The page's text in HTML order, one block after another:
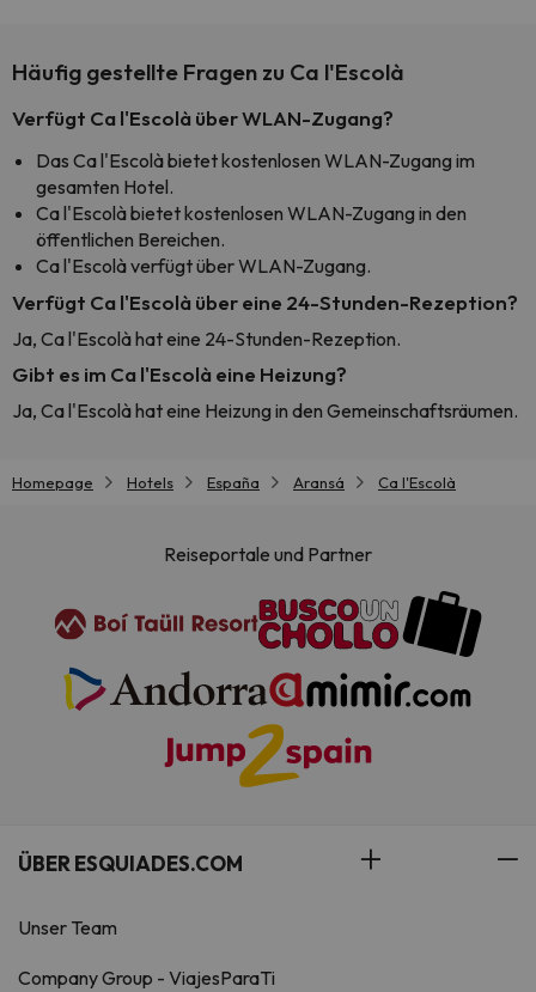
Häufig gestellte Fragen zu Ca l'Escolà
Verfügt Ca l'Escolà über WLAN-Zugang?
Das Ca l'Escolà bietet kostenlosen WLAN-Zugang im
gesamten Hotel.
Ca l'Escolà bietet kostenlosen WLAN-Zugang in den
öffentlichen Bereichen.
Ca l'Escolà verfügt über WLAN-Zugang.
Verfügt Ca l'Escolà über eine 24-Stunden-Rezeption?
Ja, Ca l'Escolà hat eine 24-Stunden-Rezeption.
Gibt es im Ca l'Escolà eine Heizung?
Ja, Ca l'Escolà hat eine Heizung in den Gemeinschaftsräumen.
Homepage Hotels España Aransá Ca l'Escolà
Reiseportale und Partner
ÜBER ESQUIADES.COM
Unser Team
Company Group - ViajesParaTi